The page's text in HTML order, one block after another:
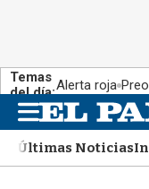
Temas
del día:Alerta roja
n
uÚltimas Noticias